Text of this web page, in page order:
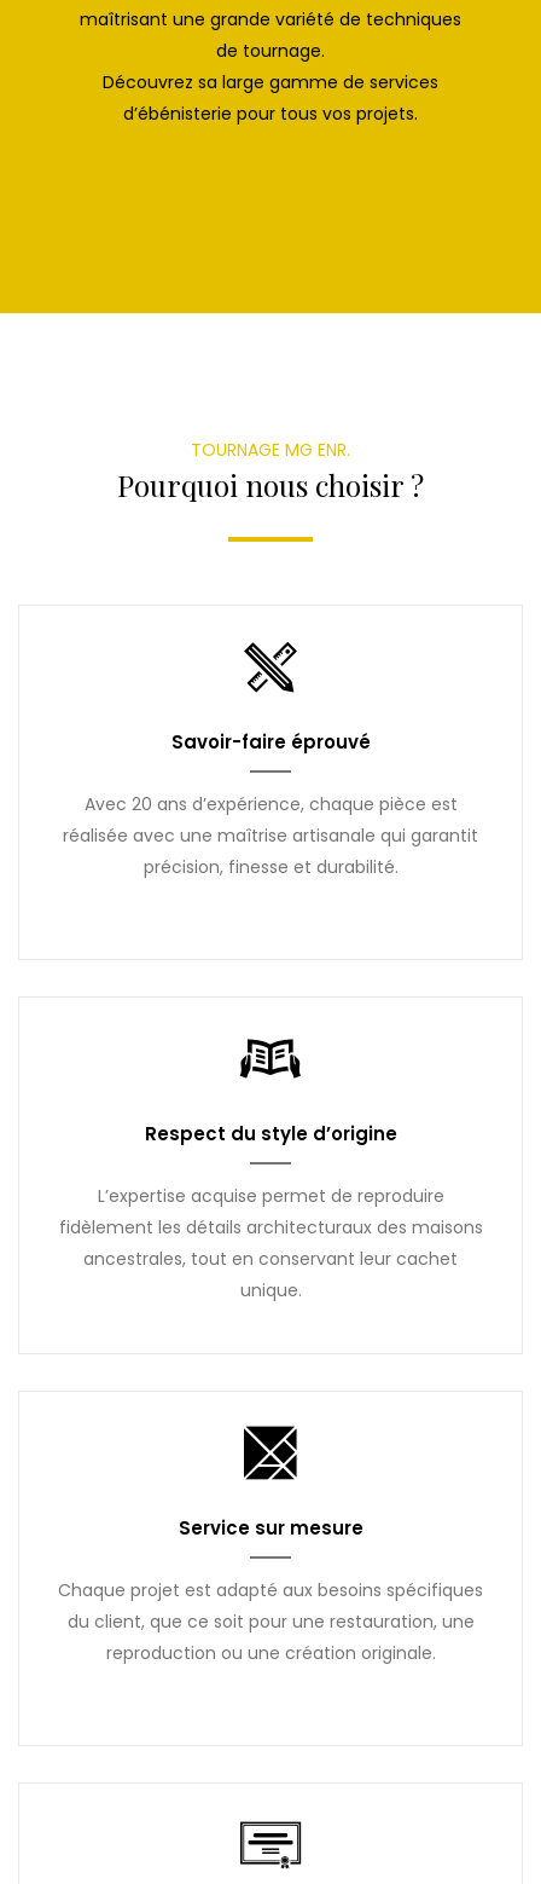
maîtrisant une grande variété de techniques
de tournage.
Découvrez sa large gamme de services
d’ébénisterie pour tous vos projets.
TOURNAGE MG ENR.
Pourquoi nous choisir ?
Savoir-faire éprouvé
Avec 20 ans d’expérience, chaque pièce est
réalisée avec une maîtrise artisanale qui garantit
précision, finesse et durabilité.
Respect du style d’origine
L’expertise acquise permet de reproduire
fidèlement les détails architecturaux des maisons
ancestrales, tout en conservant leur cachet
unique.
Service sur mesure
Chaque projet est adapté aux besoins spécifiques
du client, que ce soit pour une restauration, une
reproduction ou une création originale.